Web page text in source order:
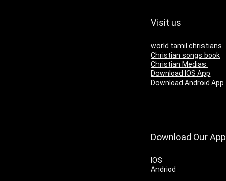
Visit us
world tamil christians
Christian songs book
Christian Medias
Download IOS App
Download Android App
Download Our App
IOS
Andriod